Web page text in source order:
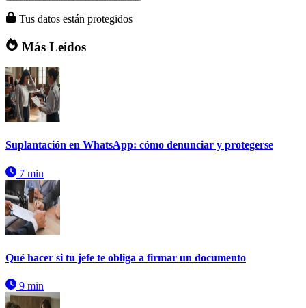
Tus datos están protegidos
Más Leídos
Suplantación en WhatsApp: cómo denunciar y protegerse
7 min
Qué hacer si tu jefe te obliga a firmar un documento
9 min